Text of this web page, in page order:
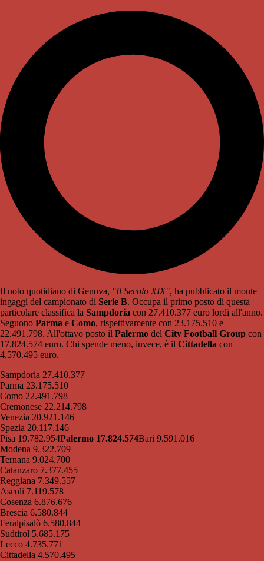
Il noto quotidiano di Genova, "Il Secolo XIX", ha pubblicato il monte
ingaggi del campionato di Serie B. Occupa il primo posto di questa
particolare classifica la Sampdoria con 27.410.377 euro lordi all'anno.
Seguono Parma e Como, rispettivamente con 23.175.510 e
22.491.798. All'ottavo posto il Palermo del City Football Group con
17.824.574 euro. Chi spende meno, invece, è il Cittadella con
4.570.495 euro.
Sampdoria 27.410.377
Parma 23.175.510
Como 22.491.798
Cremonese 22.214.798
Venezia 20.921.146
Spezia 20.117.146
Pisa 19.782.954Palermo 17.824.574Bari 9.591.016
Modena 9.322.709
Ternana 9.024.700
Catanzaro 7.377.455
Reggiana 7.349.557
Ascoli 7.119.578
Cosenza 6.876.676
Brescia 6.580.844
Feralpisalò 6.580.844
Sudtirol 5.685.175
Lecco 4.735.771
Cittadella 4.570.495